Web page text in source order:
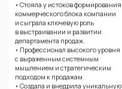
• Стояла у истоков формирования
коммерческого блока компании
и сыграла ключевую роль
в выстраивании и развитии
департамента продаж.
• Профессионал высокого уровня
с выраженным системным
мышлением и стратегическим
подходом к продажам.
• Создала и внедрила уникальную